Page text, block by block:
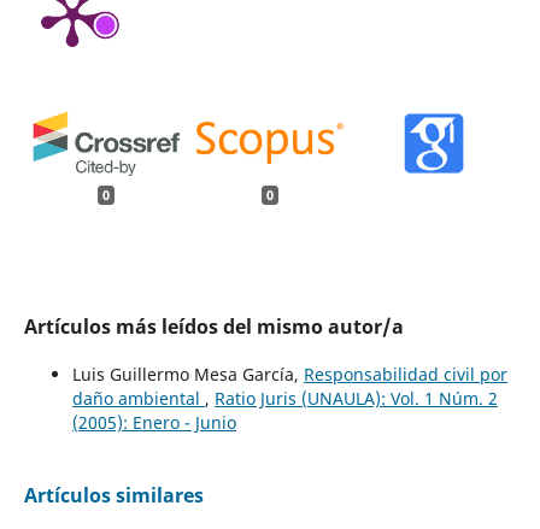
0 0
Artículos más leídos del mismo autor/a
Luis Guillermo Mesa García, Responsabilidad civil por
daño ambiental , Ratio Juris (UNAULA): Vol. 1 Núm. 2
(2005): Enero - Junio
Artículos similares